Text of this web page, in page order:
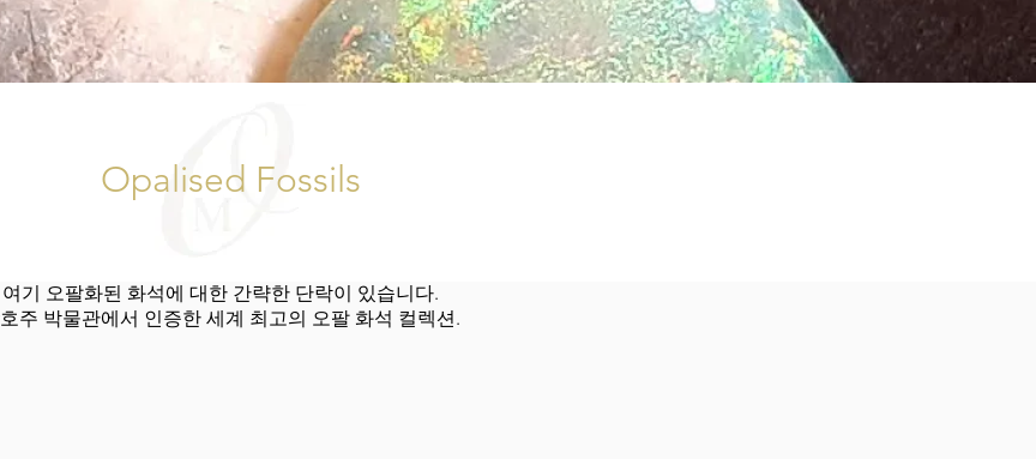
Opalised Fossils
여기 오팔화된 화석에 대한 간략한 단락이 있습니다.
주 박물관에서 인증한 세계 최고의 오팔 화석 컬렉션.